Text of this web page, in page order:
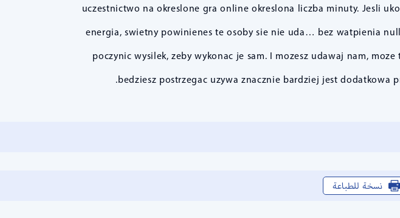
uczestnictwo na okreslone gra online okreslona liczba minuty. Jesli
energia, swietny powinienes te osoby sie nie uda… bez watpienia
poczynic wysilek, zeby wykonac je sam. I mozesz udawaj nam,
bedziesz postrzegac uzywa znacznie bardziej jest dodatkowa
نسخة للطباعة